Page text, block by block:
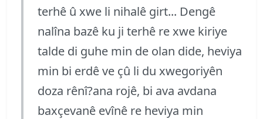
terhê û xwe li nihalê girt... Dengê
nalîna bazê ku ji terhê re xwe kiriye
talde di guhe min de olan dide, heviya
min bi erdê ve çû li du xwegoriyên
doza rênî?ana rojê, bi ava avdana
baxçevanê evînê re heviya min